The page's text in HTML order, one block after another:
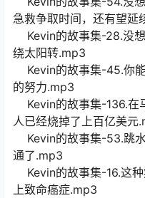
急救争取时间，还有望延
Kevin的故事集-28.没
绕太阳转.mp3
Kevin的故事集-45.你
的努力.mp3
Kevin的故事集-136.在
人已经烧掉了上百亿美元
Kevin的故事集-53.跳
通了.mp3
Kevin的故事集-16.这种
上致命癌症.mp3